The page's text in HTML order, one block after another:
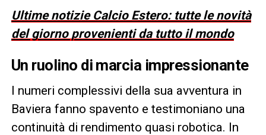
Ultime notizie Calcio Estero: tutte le novità
del giorno provenienti da tutto il mondo
Un ruolino di marcia impressionante
I numeri complessivi della sua avventura in
Baviera fanno spavento e testimoniano una
continuità di rendimento quasi robotica. In